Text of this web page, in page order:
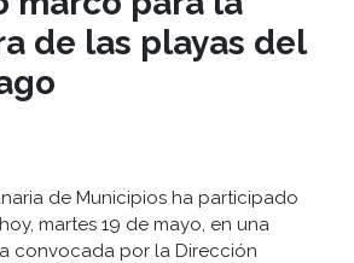
de las playas del
de Municipios ha participado
martes 19 de mayo, en una
convocada por la Dirección